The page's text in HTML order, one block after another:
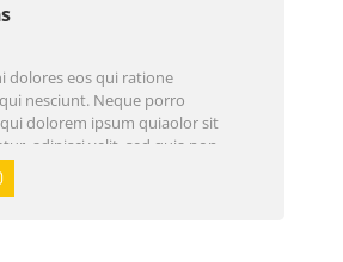
dolores eos qui ratione
nesciunt. Neque porro
dolorem ipsum quiaolor sit
adipisci velit, sed quia non
modi tempora incidunt ut labore
dolor sit amet, consectetur…